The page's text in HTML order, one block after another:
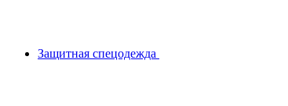
Защитная спецодежда